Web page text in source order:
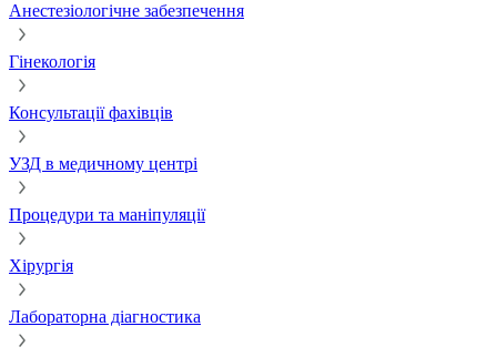
Анестезіологічне забезпечення
Гінекологія
Консультації фахівців
УЗД в медичному центрі
Процедури та маніпуляції
Хірургія
Лабораторна діагностика